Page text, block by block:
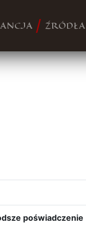
ŹRÓDŁA
poświadczenie